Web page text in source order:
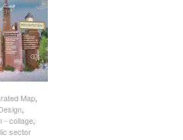
Map
- collage
sector
Map
- collage
sector